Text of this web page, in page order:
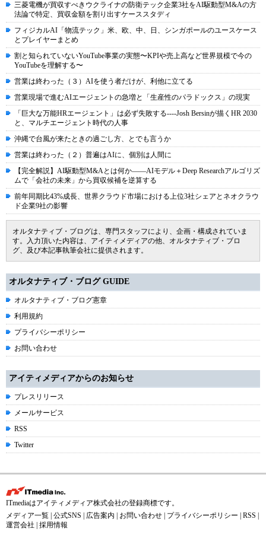
三菱電機が買収すべきウクライナの防衛テック企業3社をAI駆動型M&Aの方
法論で特定、買収金額を割り出すケーススタディ
フィジカルAI「物流テック」米、欧、中、日、シンガポールのユースケース
とプレイヤーまとめ
割と知られていないYouTube事業の実態〜KPIや売上高など世界規模で今の
YouTubeを理解する〜
営業は終わった（３）AIを使う者だけが、利他に立てる
営業現場で進むAIエージェントの急増と「生産性のパラドックス」の現実
「巨大な万能HRエージェント」は必ず失敗する----Josh Bersinが描くHR 2030
と、マルチエージェント時代の人事
沖縄で台風が来たときの過ごし方、とでも言うか
営業は終わった（２）普遍はAIに、個別は人間に
【完全解説】AI駆動型M&Aとは何か――AIモデル＋Deep Researchアルゴリズ
ムで「会社の未来」から買収候補を逆算する
前年同期比43%成長、世界クラウド市場における上位3社シェアとネオクラウ
ド企業9社の影響
オルタナティブ・ブログは、専門スタッフにより、企画・構成されていま
す。入力頂いた内容は、アイティメディアの他、オルタナティブ・ブロ
グ、及び本記事執筆会社に提供されます。
オルタナティブ・ブログ GUIDE
オルタナティブ・ブログ憲章
利用規約
プライバシーポリシー
お問い合わせ
アイティメディアからのお知らせ
プレスリリース
メールサービス
RSS
Twitter
ITmediaはアイティメディア株式会社の登録商標です。
メディア一覧 公式SNS 広告案内 お問い合わせ プライバシーポリシー RSS
運営会社
採用情報